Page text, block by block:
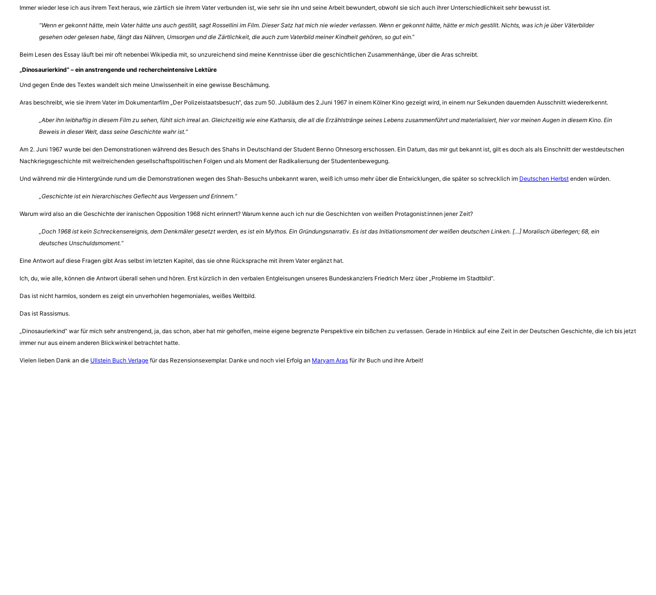
Immer wieder lese ich aus ihrem Text heraus, wie zärtlich sie ihrem Vater verbunden ist, wie sehr sie ihn und seine Arbeit bewundert, obwohl sie sich auch ihrer Unterschiedlichkeit sehr bewusst ist.
“Wenn er gekonnt hätte, mein Vater hätte uns auch gestillt, sagt Rossellini im Film. Dieser Satz hat mich nie wieder verlassen. Wenn er gekonnt hätte, hätte er mich gestillt. Nichts, was ich je über Väterbilder
gesehen oder gelesen habe, fängt das Nähren, Umsorgen und die Zärtlichkeit, die auch zum Vaterbild meiner Kindheit gehören, so gut ein.”
Beim Lesen des Essay läuft bei mir oft nebenbei Wikipedia mit, so unzureichend sind meine Kenntnisse über die geschichtlichen Zusammenhänge, über die Aras schreibt.
„Dinosaurierkind“ – ein anstrengende und rechercheintensive Lektüre
Und gegen Ende des Textes wandelt sich meine Unwissenheit in eine gewisse Beschämung.
Aras beschreibt, wie sie ihrem Vater im Dokumentarfilm „Der Polizeistaatsbesuch“, das zum 50. Jubiläum des 2.Juni 1967 in einem Kölner Kino gezeigt wird, in einem nur Sekunden dauernden Ausschnitt wiedererkennt.
„Aber ihn leibhaftig in diesem Film zu sehen, fühlt sich irreal an. Gleichzeitig wie eine Katharsis, die all die Erzählstränge seines Lebens zusammenführt und materialisiert, hier vor meinen Augen in diesem Kino. Ein
Beweis in dieser Welt, dass seine Geschichte wahr ist.“
Am 2. Juni 1967 wurde bei den Demonstrationen während des Besuch des Shahs in Deutschland der Student Benno Ohnesorg erschossen. Ein Datum, das mir gut bekannt ist, gilt es doch als als Einschnitt der westdeutschen
Nachkriegsgeschichte mit weitreichenden gesellschaftspolitischen Folgen und als Moment der Radikaliersung der Studentenbewegung.
Und während mir die Hintergründe rund um die Demonstrationen wegen des Shah-Besuchs unbekannt waren, weiß ich umso mehr über die Entwicklungen, die später so schrecklich im Deutschen Herbst enden würden.
„Geschichte ist ein hierarchisches Geflecht aus Vergessen und Erinnern.“
Warum wird also an die Geschichte der iranischen Opposition 1968 nicht erinnert? Warum kenne auch ich nur die Geschichten von weißen Protagonist:innen jener Zeit?
„Doch 1968 ist kein Schreckensereignis, dem Denkmäler gesetzt werden, es ist ein Mythos. Ein Gründungsnarrativ. Es ist das Initiationsmoment der weißen deutschen Linken. […] Moralisch überlegen; 68, ein
deutsches Unschuldsmoment.“
Eine Antwort auf diese Fragen gibt Aras selbst im letzten Kapitel, das sie ohne Rücksprache mit ihrem Vater ergänzt hat.
Ich, du, wie alle, können die Antwort überall sehen und hören. Erst kürzlich in den verbalen Entgleisungen unseres Bundeskanzlers Friedrich Merz über „Probleme im Stadtbild“.
Das ist nicht harmlos, sondern es zeigt ein unverhohlen hegemoniales, weißes Weltbild.
Das ist Rassismus.
„Dinosaurierkind“ war für mich sehr anstrengend, ja, das schon, aber hat mir geholfen, meine eigene begrenzte Perspektive ein bißchen zu verlassen. Gerade in Hinblick auf eine Zeit in der Deutschen Geschichte, die ich bis jetzt
immer nur aus einem anderen Blickwinkel betrachtet hatte.
Vielen lieben Dank an die Ullstein Buch Verlage für das Rezensionsexemplar. Danke und noch viel Erfolg an Maryam Aras für ihr Buch und ihre Arbeit!